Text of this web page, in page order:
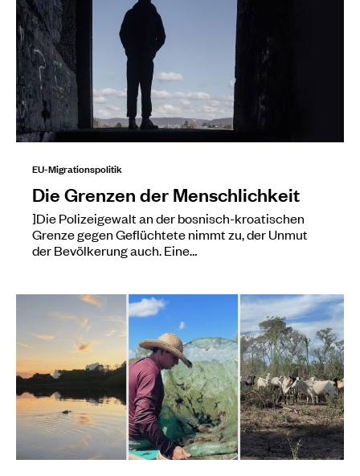
EU-Migrationspolitik
Die Grenzen der Menschlichkeit
]Die Polizeigewalt an der bosnisch-kroatischen
Grenze gegen Geflüchtete nimmt zu, der Unmut
der Bevölkerung auch. Eine…